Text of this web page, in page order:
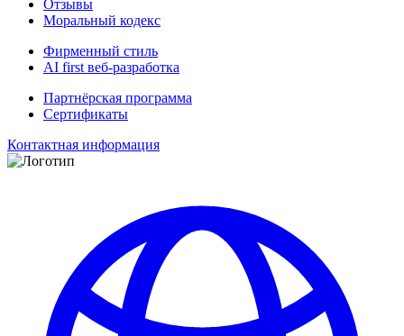
Отзывы
Моральный кодекс
Фирменный стиль
AI first веб-разработка
Партнёрская программа
Сертификаты
Контактная информация